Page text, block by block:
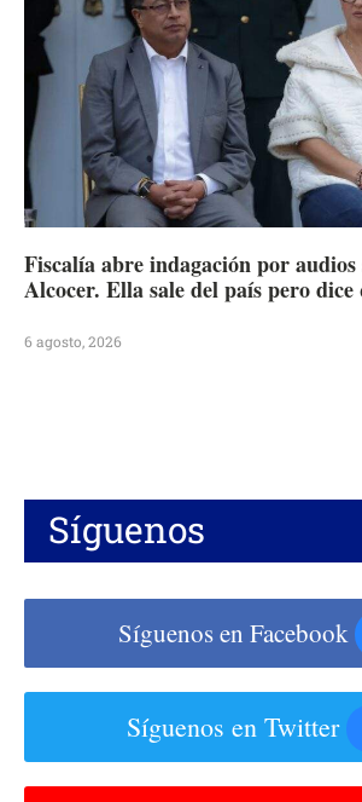
Fiscalía abre indagación por
Alcocer. Ella sale del país pero dice
6 agosto, 2026
Síguenos
Síguenos en Facebook
Síguenos en Twitter